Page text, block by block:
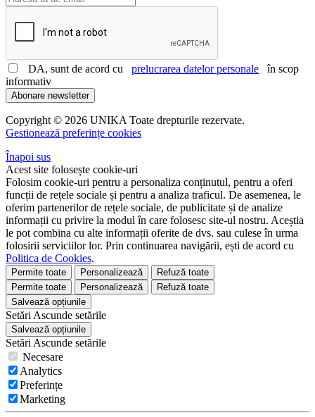
DA, sunt de acord cu prelucrarea datelor personale în scop
informativ
Abonare newsletter
Copyright © 2026 UNIKA Toate drepturile rezervate.
Gestionează preferințe cookies
Înapoi sus
Acest site folosește cookie-uri
Folosim cookie-uri pentru a personaliza conținutul, pentru a oferi
funcții de rețele sociale și pentru a analiza traficul. De asemenea, le
oferim partenerilor de rețele sociale, de publicitate și de analize
informații cu privire la modul în care folosesc site-ul nostru. Aceștia
le pot combina cu alte informații oferite de dvs. sau culese în urma
folosirii serviciilor lor. Prin continuarea navigării, ești de acord cu
Politica de Cookies.
Permite toate Personalizează
Refuză toate
Permite toate
Personalizează
Refuză toate
Salvează opțiunile
Setări Ascunde setările
Salvează opțiunile
Setări Ascunde setările
Necesare
Analytics
Preferințe
Marketing